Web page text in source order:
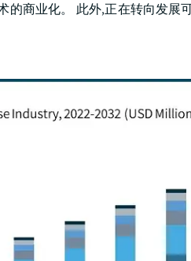
商业化。 此外,正在转向发展